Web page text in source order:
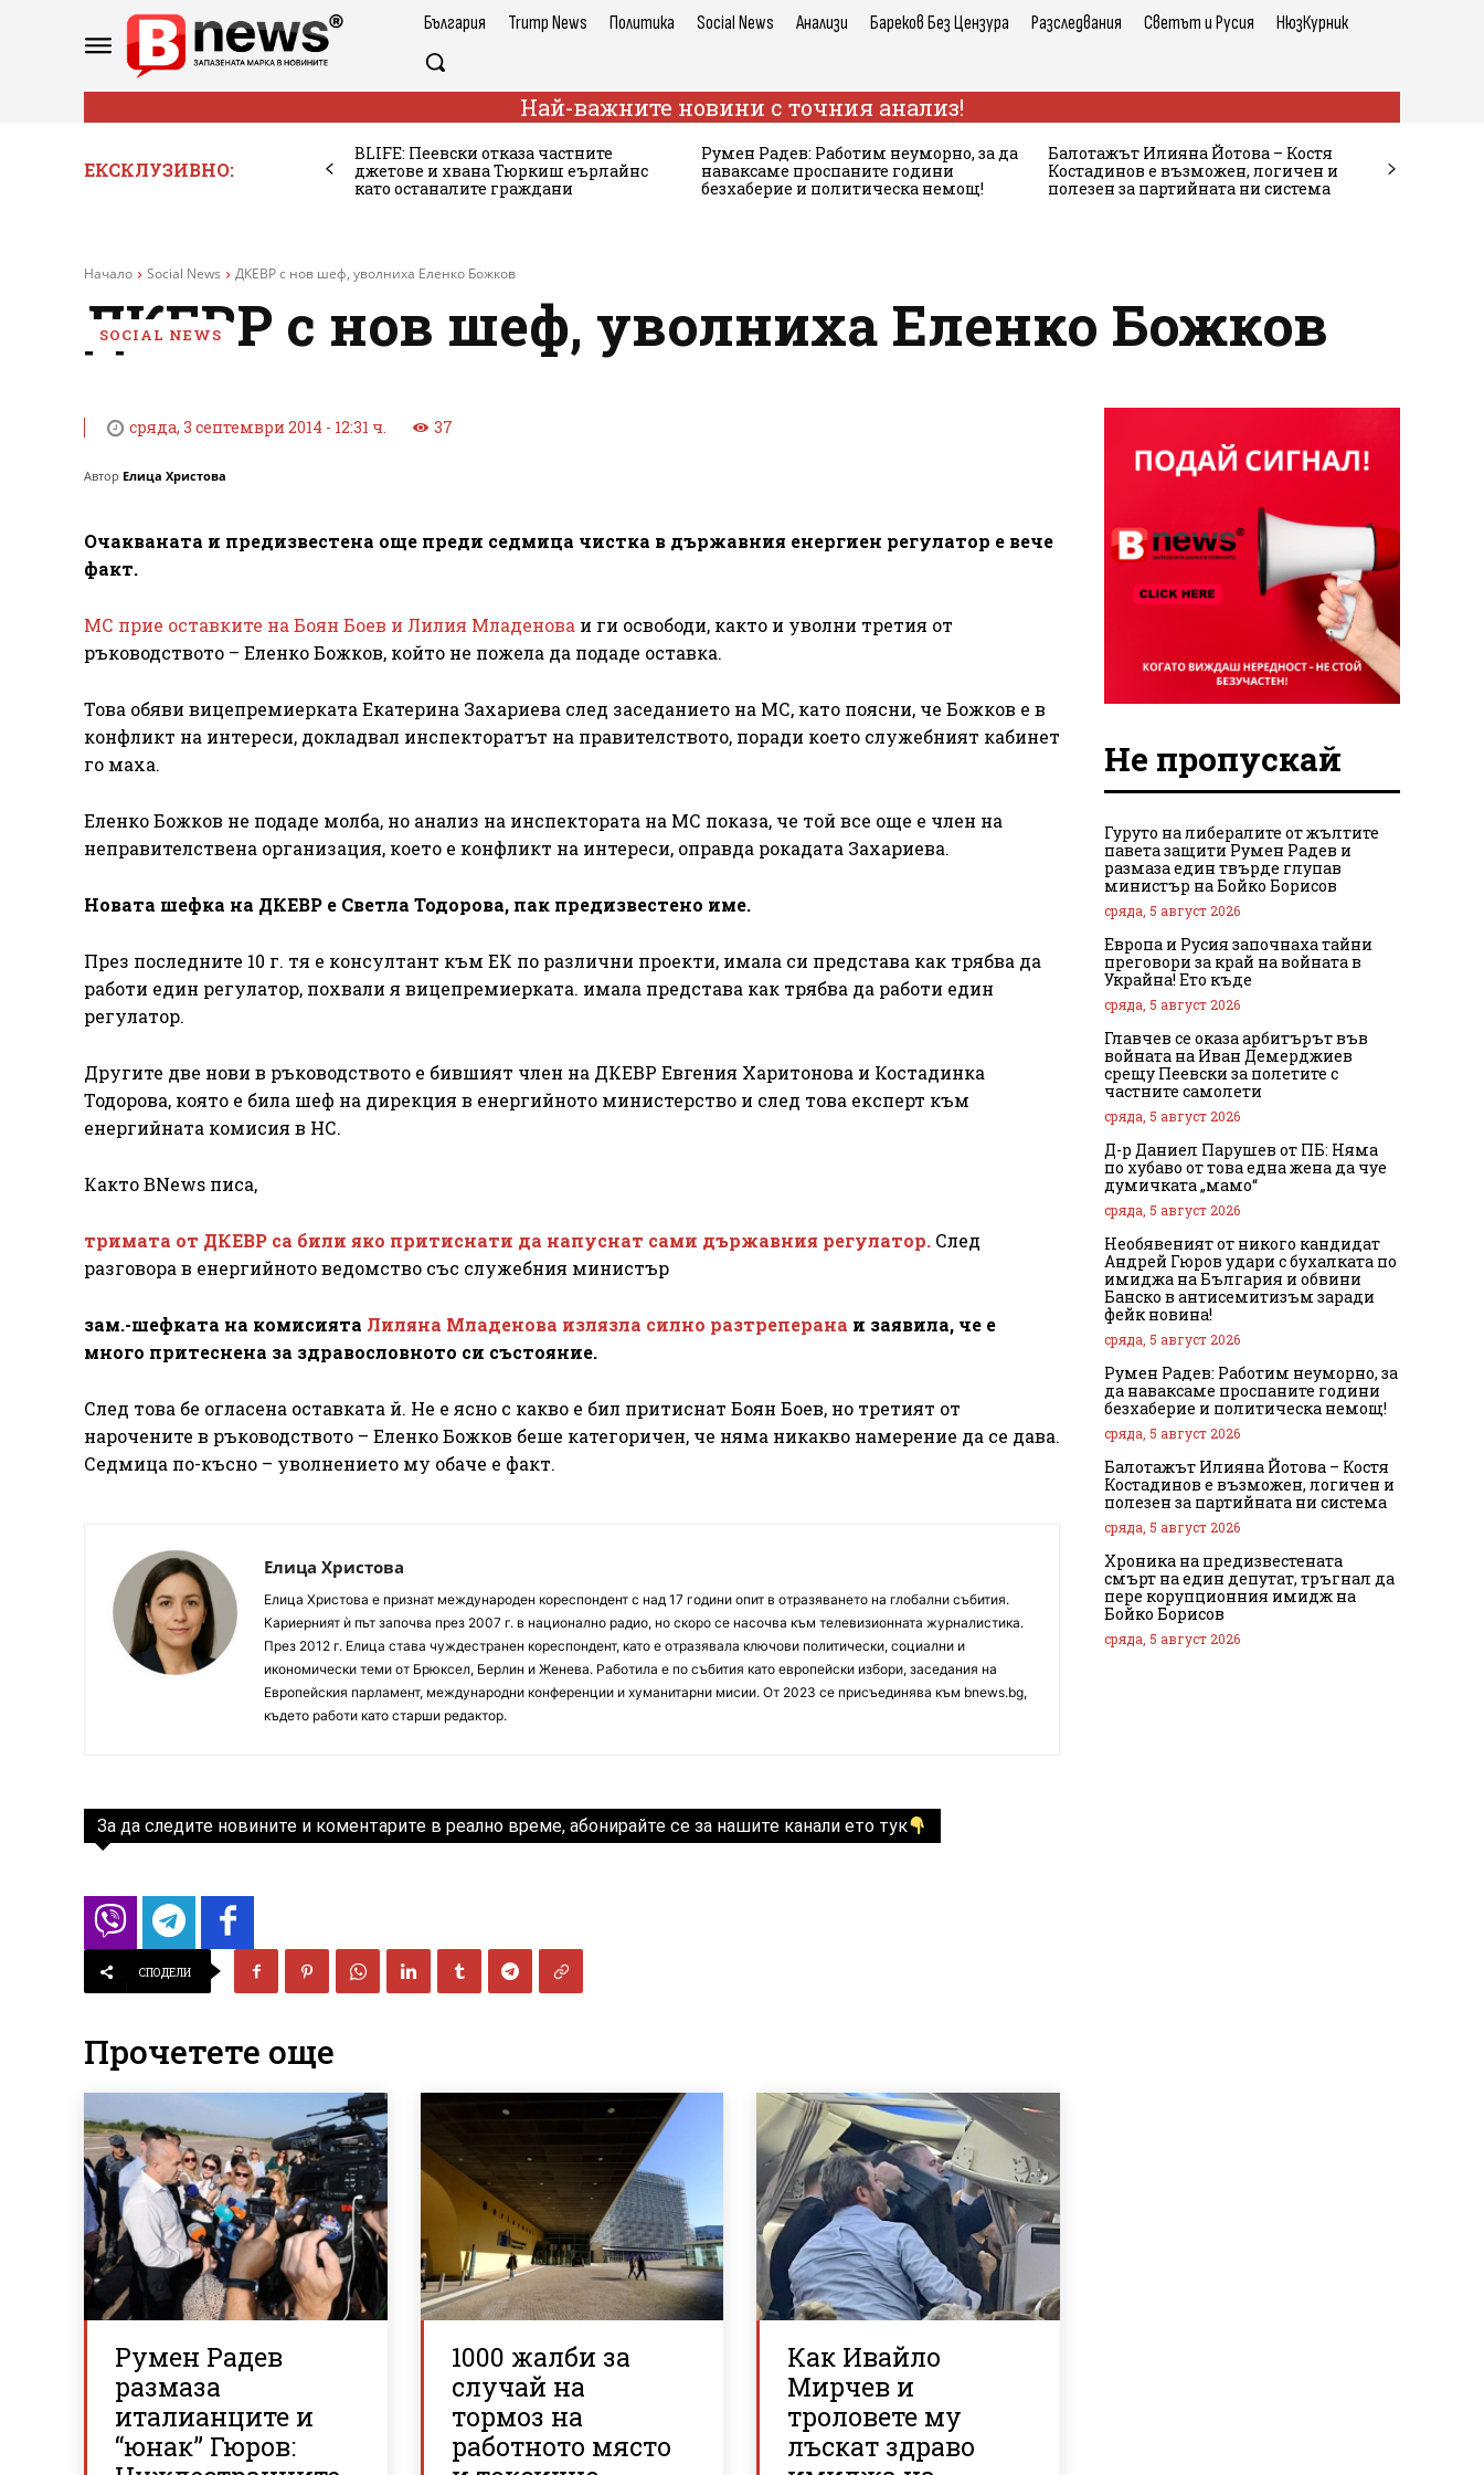
България Trump News Политика Social News Анализи Бареков Без Цензура Разследвания Светът и Русия НюзКурник
Най-важните новини с точния анализ!
ЕКСКЛУЗИВНО:
BLIFE: Пеевски отказа частните
джетове и хвана Тюркиш еърлайнс
като останалите граждани
Румен Радев: Работим неуморно, за да
наваксаме проспаните години
безхаберие и политическа немощ!
Балотажът Илияна Йотова – Костя
Костадинов е възможен, логичен и
полезен за партийната ни система
Начало Social News ДКЕВР с нов шеф, уволниха Еленко Божков
ДКЕВР с нов шеф, уволниха Еленко Божков
SOCIAL NEWS
сряда, 3 септември 2014 - 12:31 ч. 37
Автор Елица Христова
Очакваната и предизвестена още преди седмица чистка в държавния енергиен регулатор е вече
факт.
МС прие оставките на Боян Боев и Лилия Младенова и ги освободи, както и уволни третия от
ръководството – Еленко Божков, който не пожела да подаде оставка.
Това обяви вицепремиерката Екатерина Захариева след заседанието на МС, като поясни, че Божков е в
конфликт на интереси, докладвал инспекторатът на правителството, поради което служебният кабинет
го маха.
Еленко Божков не подаде молба, но анализ на инспектората на МС показа, че той все още е член на
неправителствена организация, което е конфликт на интереси, оправда рокадата Захариева.
Новата шефка на ДКЕВР е Светла Тодорова, пак предизвестено име.
През последните 10 г. тя е консултант към ЕК по различни проекти, имала си представа как трябва да
работи един регулатор, похвали я вицепремиерката. имала представа как трябва да работи един
регулатор.
Другите две нови в ръководството е бившият член на ДКЕВР Евгения Харитонова и Костадинка
Тодорова, която е била шеф на дирекция в енергийното министерство и след това експерт към
енергийната комисия в НС.
Както BNews писа,
тримата от ДКЕВР са били яко притиснати да напуснат сами държавния регулатор. След
разговора в енергийното ведомство със служебния министър
зам.-шефката на комисията Лиляна Младенова излязла силно разтреперана и заявила, че е
много притеснена за здравословното си състояние.
След това бе огласена оставката й. Не е ясно с какво е бил притиснат Боян Боев, но третият от
нарочените в ръководството – Еленко Божков беше категоричен, че няма никакво намерение да се дава.
Седмица по-късно – уволнението му обаче е факт.
Елица Христова
Елица Христова е признат международен кореспондент с над 17 години опит в отразяването на глобални събития.
Кариерният ѝ път започва през 2007 г. в национално радио, но скоро се насочва към телевизионната журналистика.
През 2012 г. Елица става чуждестранен кореспондент, като е отразявала ключови политически, социални и
икономически теми от Брюксел, Берлин и Женева. Работила е по събития като европейски избори, заседания на
Европейския парламент, международни конференции и хуманитарни мисии. От 2023 се присъединява към bnews.bg,
където работи като старши редактор.
За да следите новините и коментарите в реално време, абонирайте се за нашите канали ето тук
СПОДЕЛИ
Прочетете още
Румен Радев
размаза
италианците и
“юнак” Гюров:
1000 жалби за
случай на
тормоз на
работното място
Как Ивайло
Мирчев и
троловете му
лъскат здраво
Не пропускай
Гуруто на либералите от жълтите
павета защити Румен Радев и
размаза един твърде глупав
министър на Бойко Борисов
сряда, 5 август 2026
Европа и Русия започнаха тайни
преговори за край на войната в
Украйна! Ето къде
сряда, 5 август 2026
Главчев се оказа арбитърът във
войната на Иван Демерджиев
срещу Пеевски за полетите с
частните самолети
сряда, 5 август 2026
Д-р Даниел Парушев от ПБ: Няма
по хубаво от това една жена да чуе
думичката „мамо“
сряда, 5 август 2026
Необявеният от никого кандидат
Андрей Гюров удари с бухалката по
имиджа на България и обвини
Банско в антисемитизъм заради
фейк новина!
сряда, 5 август 2026
Румен Радев: Работим неуморно, за
да наваксаме проспаните години
безхаберие и политическа немощ!
сряда, 5 август 2026
Балотажът Илияна Йотова – Костя
Костадинов е възможен, логичен и
полезен за партийната ни система
сряда, 5 август 2026
Хроника на предизвестената
смърт на един депутат, тръгнал да
пере корупционния имидж на
Бойко Борисов
сряда, 5 август 2026